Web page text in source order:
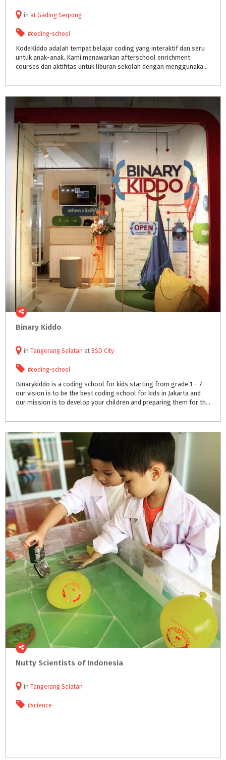
in at Gading Serpong
#coding-school
KodeKiddo adalah tempat belajar coding yang interaktif dan seru
untuk anak-anak. Kami menawarkan afterschool enrichment
courses dan aktifitas untuk liburan sekolah dengan menggunakan teknologi dan metodologi yang dikembangkan khusus untuk anak. Cara meng
Binary Kiddo
in Tangerang Selatan at BSD City
#coding-school
Binarykiddo is a coding school for kids starting from grade 1 – 7
our vision is to be the best coding school for kids in Jakarta and
our mission is to develop your children and preparing them for the future challenge in the society and business world.
Nutty Scientists of Indonesia
in Tangerang Selatan
#science